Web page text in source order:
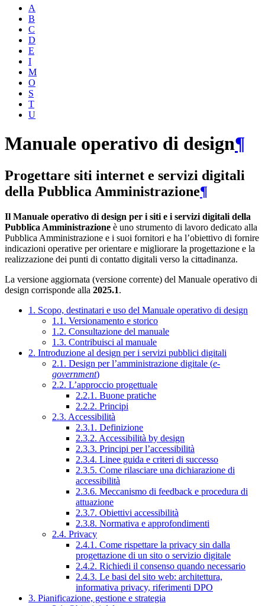
A
B
C
D
E
I
M
O
S
T
U
Manuale operativo di design¶
Progettare siti internet e servizi digitali
della Pubblica Amministrazione¶
Il Manuale operativo di design per i siti e i servizi digitali della
Pubblica Amministrazione è uno strumento di lavoro dedicato alla
Pubblica Amministrazione e i suoi fornitori e ha l’obiettivo di fornire
indicazioni operative per orientare e migliorare la progettazione e la
realizzazione dei punti di contatto digitali verso la cittadinanza.
La versione aggiornata (versione corrente) del Manuale operativo di
design corrisponde alla 2025.1.
1. Scopo, destinatari e uso del Manuale operativo di design
1.1. Versionamento e storico
1.2. Consultazione del manuale
1.3. Contribuisci al manuale
2. Introduzione al design per i servizi pubblici digitali
2.1. Design per l’amministrazione digitale (e-
government)
2.2. L’approccio progettuale
2.2.1. Buone pratiche
2.2.2. Principi
2.3. Accessibilità
2.3.1. Definizione
2.3.2. Accessibilità by design
2.3.3. Principi per l’accessibilità
2.3.4. Linee guida e criteri di successo
2.3.5. Come rilasciare una dichiarazione di
accessibilità
2.3.6. Meccanismo di feedback e procedura di
attuazione
2.3.7. Obiettivi accessibilità
2.3.8. Normativa e approfondimenti
2.4. Privacy
2.4.1. Come rispettare la privacy sin dalla
progettazione di un sito o servizio digitale
2.4.2. Richiedi il consenso quando necessario
2.4.3. Le basi del sito web: architettura,
informativa privacy, riferimenti DPO
3. Pianificazione, gestione e strategia